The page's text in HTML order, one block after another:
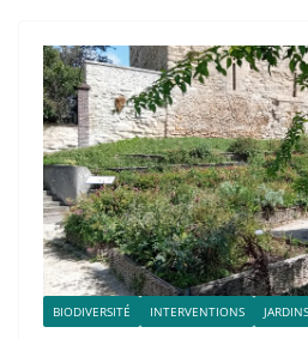
BIODIVERSITÉ INTERVENTIONS JARDINS